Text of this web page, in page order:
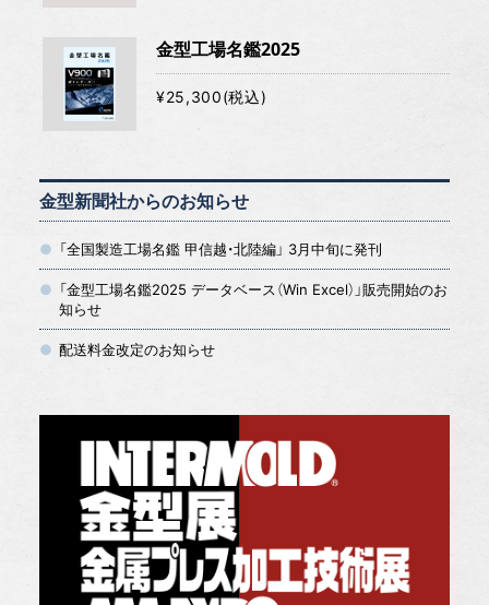
金型工場名鑑2025
¥25,300(税込)
金型新聞社からのお知らせ
「全国製造工場名鑑 甲信越・北陸編」 3月中旬に発刊
「金型工場名鑑2025 データベース（Win Excel）」販売開始のお
知らせ
配送料金改定のお知らせ